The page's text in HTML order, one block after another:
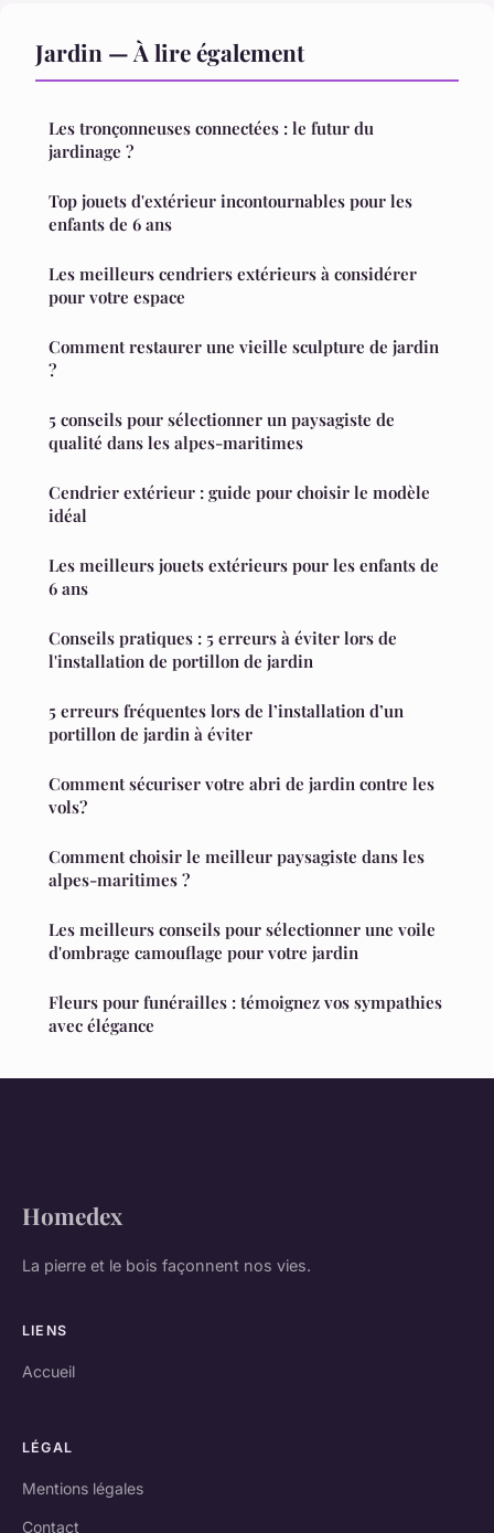
Jardin — À lire également
Les tronçonneuses connectées : le futur du
jardinage ?
Top jouets d'extérieur incontournables pour les
enfants de 6 ans
Les meilleurs cendriers extérieurs à considérer
pour votre espace
Comment restaurer une vieille sculpture de jardin
?
5 conseils pour sélectionner un paysagiste de
qualité dans les alpes-maritimes
Cendrier extérieur : guide pour choisir le modèle
idéal
Les meilleurs jouets extérieurs pour les enfants de
6 ans
Conseils pratiques : 5 erreurs à éviter lors de
l'installation de portillon de jardin
5 erreurs fréquentes lors de l’installation d’un
portillon de jardin à éviter
Comment sécuriser votre abri de jardin contre les
vols?
Comment choisir le meilleur paysagiste dans les
alpes-maritimes ?
Les meilleurs conseils pour sélectionner une voile
d'ombrage camouflage pour votre jardin
Fleurs pour funérailles : témoignez vos sympathies
avec élégance
Homedex
La pierre et le bois façonnent nos vies.
LIENS
Accueil
LÉGAL
Mentions légales
Contact